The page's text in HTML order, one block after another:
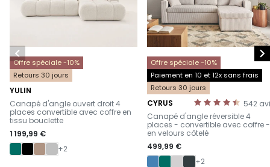
Offre spéciale -10%
Retours 30 jours
YULIN
-
Canapé d'angle ouvert droit 4
places convertible avec coffre en
tissu bouclette
1 199,99 €
+2
Offre spéciale -10%
Paiement en 10 et 12x sans frais
Retours 30 jours
542
CYRUS
-
Canapé d'angle réversible 4
places - convertible avec coffre -
en velours côtelé
499,99 €
+2
 